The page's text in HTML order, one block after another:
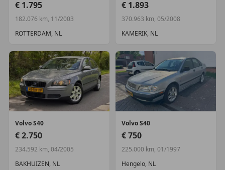
€ 1.795
182.076 km, 11/2003
ROTTERDAM, NL
€ 1.893
370.963 km, 05/2008
KAMERIK, NL
Volvo S40
€ 2.750
234.592 km, 04/2005
BAKHUIZEN, NL
VolvoS40
€ 750
225.000 km, 01/1997
Hengelo, NL